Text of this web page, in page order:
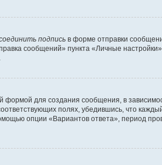
подпись в форме отправки
сообщений» пункта «Личные
формой для создания сообщения, в
полях, убедившись, что
опции «Вариантов ответа», период